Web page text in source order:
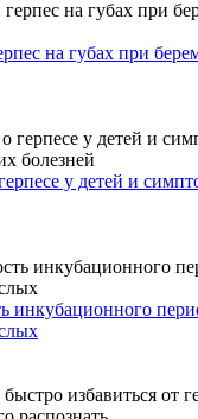
на губах при
у детей и
инкубационного